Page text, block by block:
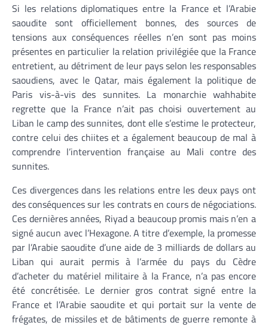
Si les relations diplomatiques entre la France et l’Arabie
saoudite sont officiellement bonnes, des sources de
tensions aux conséquences réelles n’en sont pas moins
présentes en particulier la relation privilégiée que la France
entretient, au détriment de leur pays selon les responsables
saoudiens, avec le Qatar, mais également la politique de
Paris vis-à-vis des sunnites. La monarchie wahhabite
regrette que la France n’ait pas choisi ouvertement au
Liban le camp des sunnites, dont elle s’estime le protecteur,
contre celui des chiites et a également beaucoup de mal à
comprendre l’intervention française au Mali contre des
sunnites.
Ces divergences dans les relations entre les deux pays ont
des conséquences sur les contrats en cours de négociations.
Ces dernières années, Riyad a beaucoup promis mais n’en a
signé aucun avec l’Hexagone. A titre d’exemple, la promesse
par l’Arabie saoudite d’une aide de 3 milliards de dollars au
Liban qui aurait permis à l’armée du pays du Cèdre
d’acheter du matériel militaire à la France, n’a pas encore
été concrétisée. Le dernier gros contrat signé entre la
France et l’Arabie saoudite et qui portait sur la vente de
frégates, de missiles et de bâtiments de guerre remonte à